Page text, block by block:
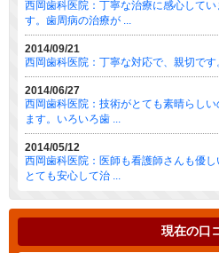
西岡歯科医院：丁寧な治療に感心して
す。歯周病の治療が ...
2014/09/21
西岡歯科医院：丁寧な対応で、親切で
2014/06/27
西岡歯科医院：技術がとても素晴らし
ます。いろいろ歯 ...
2014/05/12
西岡歯科医院：医師も看護師さんも優
とても安心して治 ...
現在の口